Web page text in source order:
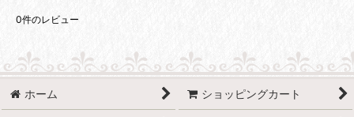
0件のレビュー
ホーム ショッピングカート